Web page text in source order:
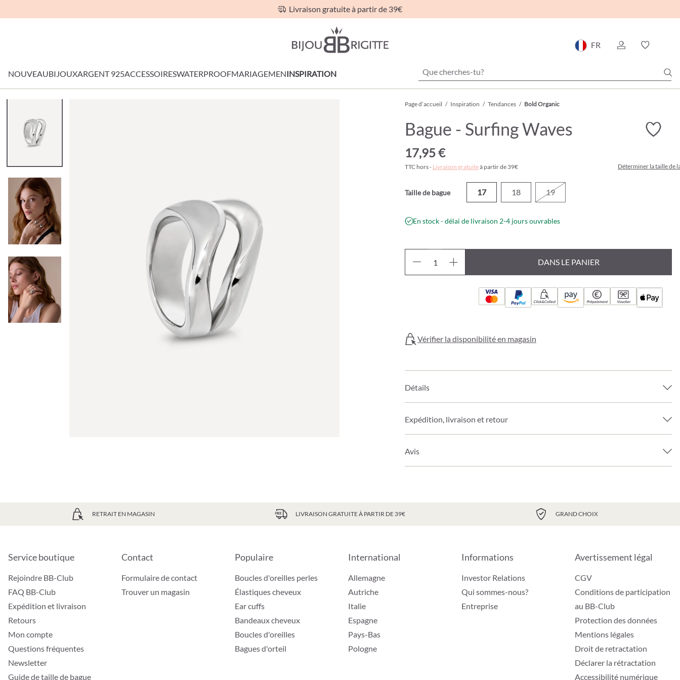
Livraison gratuite à partir de 39€
FR
NOUVEAUBIJOUXARGENT 925ACCESSOIRESWATERPROOFMARIAGEMENINSPIRATION
Page d’accueil / Inspiration / Tendances / Bold Organic
Bague - Surfing Waves
17,95 €
TTC hors - Livraison gratuiteà partir de 39€ Déterminer la taille de
Taille de bague 17 18 19
En stock - délai de livraison 2-4 jours ouvrables
DANS LE PANIER
Click&Collect Prépaiement Voucher
Vérifier la disponibilité en magasin
Détails
Expédition, livraison et retour
Avis
RETRAIT EN MAGASIN LIVRAISON GRATUITE À PARTIR DE 39€ GRAND CHOIX
Service boutique
Rejoindre BB-Club
FAQ BB-Club
Expédition et livraison
Retours
Mon compte
Questions fréquentes
Newsletter
Guide de taille de bague
Contact
Formulaire de contact
Trouver un magasin
Populaire
Boucles d'oreilles perles
Élastiques cheveux
Ear cuffs
Bandeaux cheveux
Boucles d'oreilles
Bagues d'orteil
International
Allemagne
Autriche
Italie
Espagne
Pays-Bas
Pologne
Informations
Investor Relations
Qui sommes-nous?
Entreprise
Avertissement légal
CGV
Conditions de participation
au BB-Club
Protection des données
Mentions légales
Droit de retractation
Déclarer la rétractation
Accessibilité numérique